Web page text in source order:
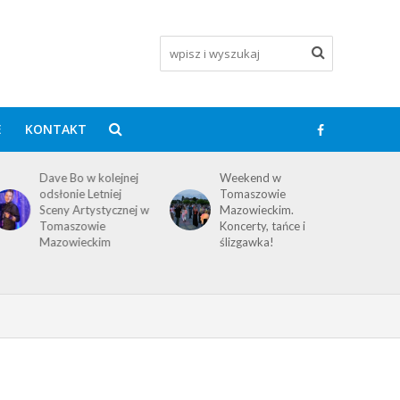
KONTAKT
Dave Bo w kolejnej
odsłonie Letniej
Sceny Artystycznej w
Tomaszowie
Mazowieckim
Weekend w
Tomaszowie
Mazowieckim.
Koncerty, tańce i
ślizgawka!